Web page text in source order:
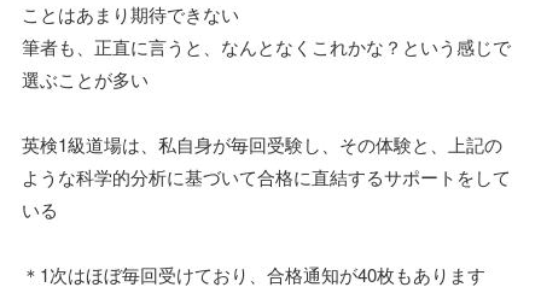
ことはあまり期待できない
筆者も、正直に言うと、なんとなくこれかな？という感じで
選ぶことが多い
英検1級道場は、私自身が毎回受験し、その体験と、上記の
ような科学的分析に基づいて合格に直結するサポートをして
いる
＊1次はほぼ毎回受けており、合格通知が40枚もあります